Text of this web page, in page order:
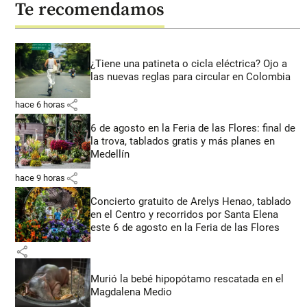
Te recomendamos
¿Tiene una patineta o cicla eléctrica? Ojo a
las nuevas reglas para circular en Colombia
hace 6 horas share
6 de agosto en la Feria de las Flores: final de
la trova, tablados gratis y más planes en
Medellín
hace 9 horas share
Concierto gratuito de Arelys Henao, tablado
en el Centro y recorridos por Santa Elena
este 6 de agosto en la Feria de las Flores
share
Murió la bebé hipopótamo rescatada en el
Magdalena Medio